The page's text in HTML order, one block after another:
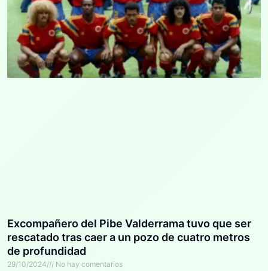
Excompañero del Pibe Valderrama tuvo que ser
rescatado tras caer a un pozo de cuatro metros
de profundidad
29/10/2024 No hay comentarios